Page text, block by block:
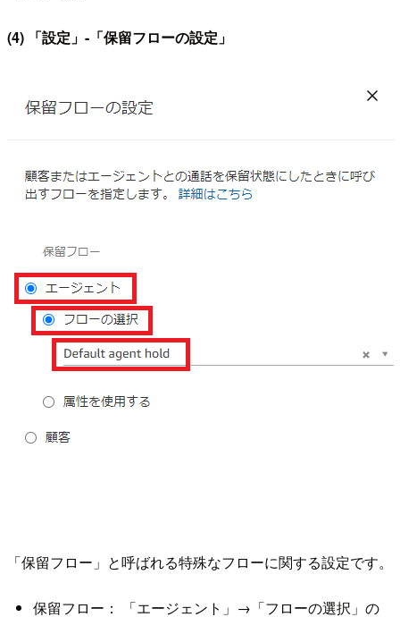
(4) 「設定」-「保留フローの設定」
「保留フロー」と呼ばれる特殊なフローに関する設定です。
保留フロー： 「エージェント」→「フローの選択」の